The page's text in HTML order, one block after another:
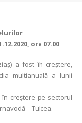
ora 07.00
a fost în creștere,
multianuală a lunii
creștere pe sectorul
– Tulcea.